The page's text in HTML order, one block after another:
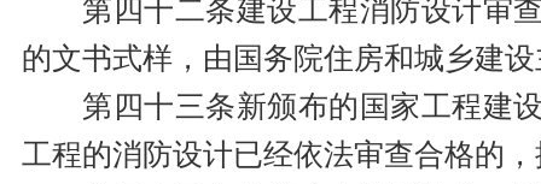
第四十二条建设工程消防设计审
的文书式样，由国务院住房和城乡建
第四十三条新颁布的国家工程建
工程的消防设计已经依法审查合格的